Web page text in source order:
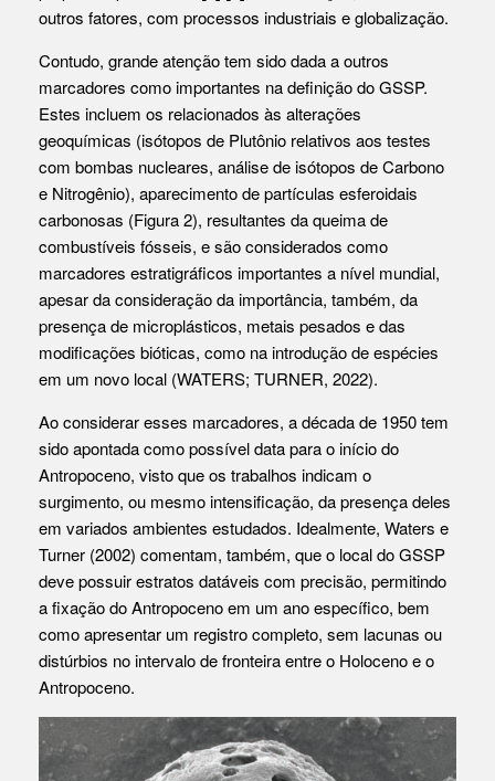
outros fatores, com processos industriais e globalização.
Contudo, grande atenção tem sido dada a outros
marcadores como importantes na definição do GSSP.
Estes incluem os relacionados às alterações
geoquímicas (isótopos de Plutônio relativos aos testes
com bombas nucleares, análise de isótopos de Carbono
e Nitrogênio), aparecimento de partículas esferoidais
carbonosas (Figura 2), resultantes da queima de
combustíveis fósseis, e são considerados como
marcadores estratigráficos importantes a nível mundial,
apesar da consideração da importância, também, da
presença de microplásticos, metais pesados e das
modificações bióticas, como na introdução de espécies
em um novo local (WATERS; TURNER, 2022).
Ao considerar esses marcadores, a década de 1950 tem
sido apontada como possível data para o início do
Antropoceno, visto que os trabalhos indicam o
surgimento, ou mesmo intensificação, da presença deles
em variados ambientes estudados. Idealmente, Waters e
Turner (2002) comentam, também, que o local do GSSP
deve possuir estratos datáveis com precisão, permitindo
a fixação do Antropoceno em um ano específico, bem
como apresentar um registro completo, sem lacunas ou
distúrbios no intervalo de fronteira entre o Holoceno e o
Antropoceno.